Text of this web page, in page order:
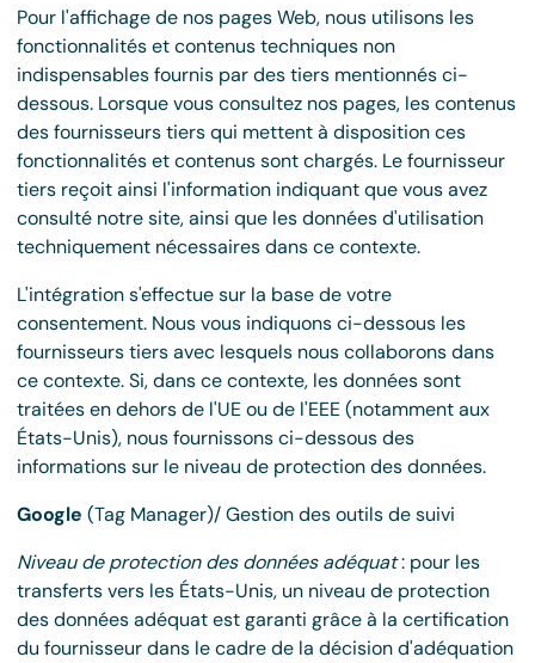
Pour l'affichage de nos pages Web, nous utilisons les
fonctionnalités et contenus techniques non
indispensables fournis par des tiers mentionnés ci-
dessous. Lorsque vous consultez nos pages, les contenus
des fournisseurs tiers qui mettent à disposition ces
fonctionnalités et contenus sont chargés. Le fournisseur
tiers reçoit ainsi l'information indiquant que vous avez
consulté notre site, ainsi que les données d'utilisation
techniquement nécessaires dans ce contexte.
L'intégration s'effectue sur la base de votre
consentement. Nous vous indiquons ci-dessous les
fournisseurs tiers avec lesquels nous collaborons dans
ce contexte. Si, dans ce contexte, les données sont
traitées en dehors de l'UE ou de l'EEE (notamment aux
États-Unis), nous fournissons ci-dessous des
informations sur le niveau de protection des données.
Google (Tag Manager)/ Gestion des outils de suivi
Niveau de protection des données adéquat: pour les
transferts vers les États-Unis, un niveau de protection
des données adéquat est garanti grâce à la certification
du fournisseur dans le cadre de la décision d'adéquation